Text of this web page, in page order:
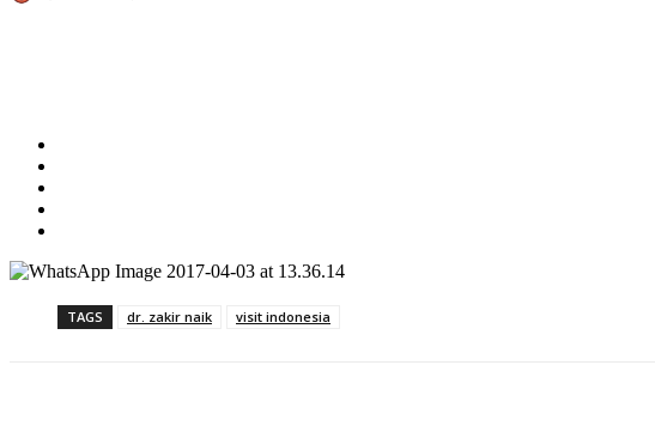
TAGS dr. zakir naik visit indonesia